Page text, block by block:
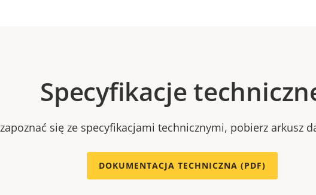
Specyfikacje
się ze specyfikacjami technicznymi, pobierz arkusz
DOKUMENTACJA TECHNICZNA (PDF)